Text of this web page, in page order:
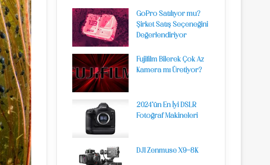
GoPro Satılıyor mu?
Şirket Satış Seçeneğini
Değerlendiriyor
Fujifilm Bilerek Çok Az
Kamera mı Üretiyor?
2024’ün En İyi DSLR
Fotoğraf Makineleri
DJI Zenmuse X9-8K